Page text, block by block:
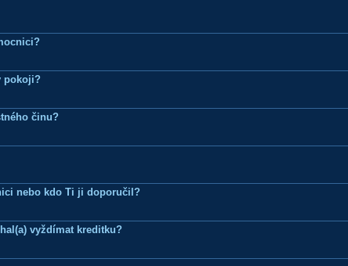
pokoji?
činu?
nebo kdo Ti ji doporučil?
vyždímat kreditku?